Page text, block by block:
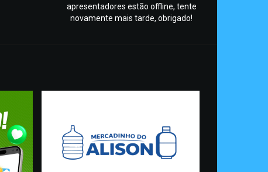
apresentadores estão offline, tente
novamente mais tarde, obrigado!